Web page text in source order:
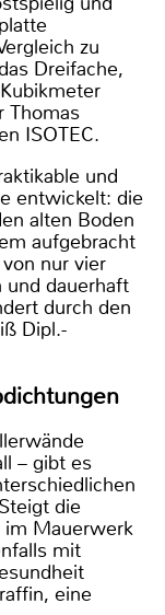
zu
Dreifache,
Thomas
ISOTEC.
und
entwickelt: die
alten Boden
aufgebracht
nur vier
dauerhaft
durch den
Dipl.-
– gibt es
die
im Mauerwerk
mit
eine